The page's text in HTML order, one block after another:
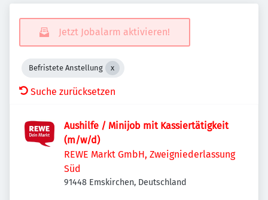
Jetzt Jobalarm aktivieren!
Befristete Anstellung
Suche zurücksetzen
Aushilfe / Minijob mit Kassiertätigkeit
(m/w/d)
REWE Markt GmbH, Zweigniederlassung
Süd
91448 Emskirchen, Deutschland